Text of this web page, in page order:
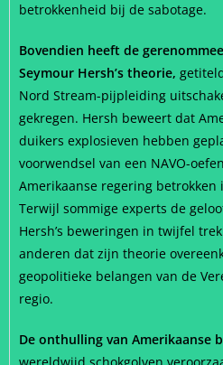
betrokkenheid bij de sabotage.
Bovendien heeft de
Seymour Hersh’s theorie,
Nord Stream-pijpleiding
gekregen. Hersh beweert dat
duikers explosieven hebben
voorwendsel van een NAVO-
Amerikaanse regering betrokken
Terwijl sommige experts de
Hersh’s beweringen in twijfel
anderen dat zijn theorie
geopolitieke belangen van de
regio.
De onthulling van Amerikaanse